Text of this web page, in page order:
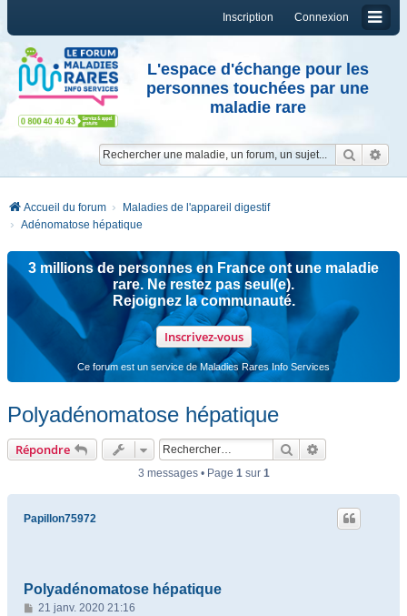
Connexion
Inscription
L'espace d'échange pour les
personnes touchées par une
maladie rare
Accueil du forum
Maladies de l'appareil digestif
Adénomatose hépatique
3 millions de personnes en France ont une maladie
rare. Ne restez pas seul(e).
Rejoignez la communauté.
Inscrivez-vous
Ce forum est un service de Maladies Rares Info Services
Polyadénomatose hépatique
Répondre Rechercher
3 messages • Page 1sur 1
Papillon75972
Polyadénomatose hépatique
M
21 janv. 2020 21:16